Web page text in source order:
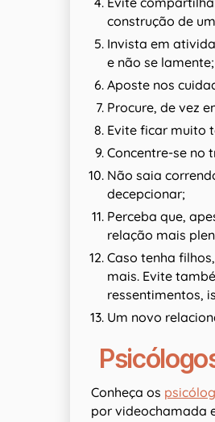
construção de
Invista em
e não se lamente;
Aposte nos
Procure, de vez
Evite ficar muito
Concentre-se no
Não saia
decepcionar;
Perceba que,
relação mais
Caso tenha
mais. Evite
ressentimentos,
Um novo
Conheça os
por videochamada